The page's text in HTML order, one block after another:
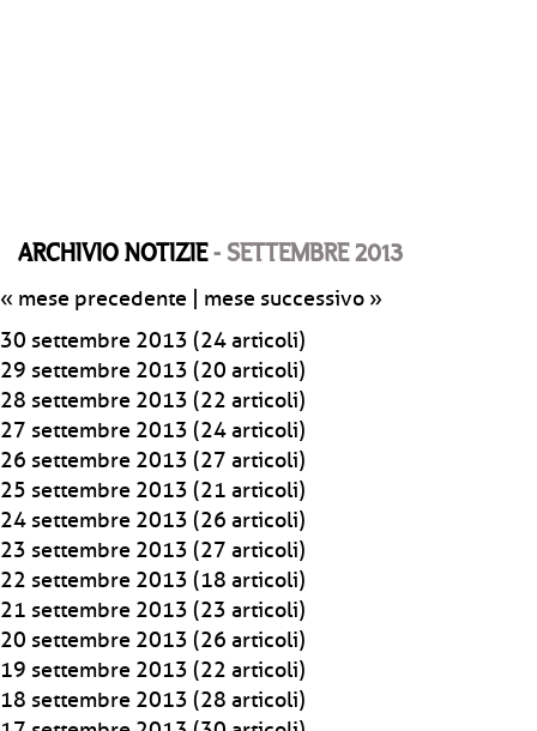
ARCHIVIO NOTIZIE- SETTEMBRE 2013
« mese precedente
mese successivo »
30 settembre 2013 (24 articoli)
29 settembre 2013 (20 articoli)
28 settembre 2013 (22 articoli)
27 settembre 2013 (24 articoli)
26 settembre 2013 (27 articoli)
25 settembre 2013 (21 articoli)
24 settembre 2013 (26 articoli)
23 settembre 2013 (27 articoli)
22 settembre 2013 (18 articoli)
21 settembre 2013 (23 articoli)
20 settembre 2013 (26 articoli)
19 settembre 2013 (22 articoli)
18 settembre 2013 (28 articoli)